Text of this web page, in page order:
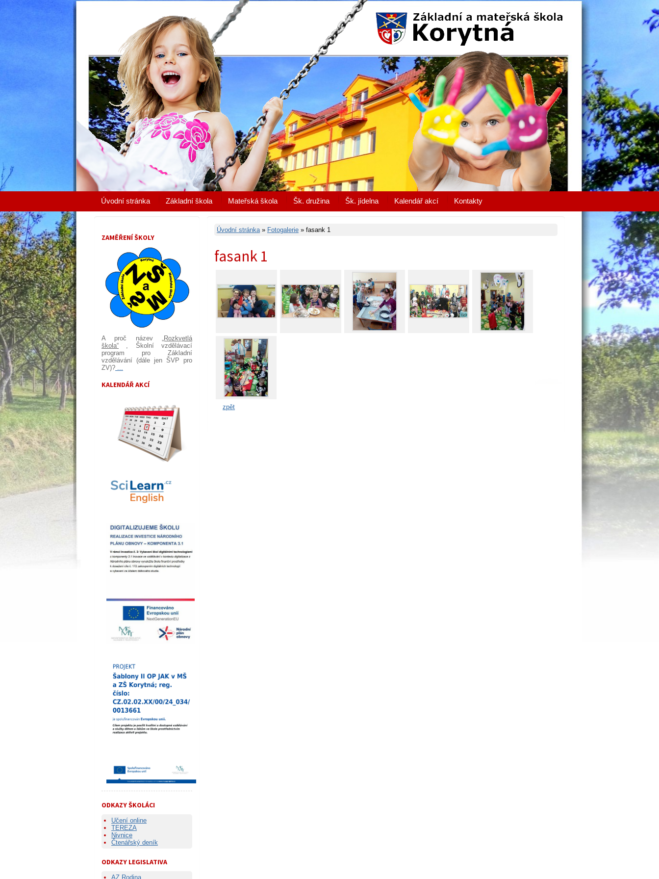
Úvodní stránka Základní škola Mateřská škola Šk. družina Šk. jídelna Kalendář akcí Kontakty
Úvodní stránka» Fotogalerie » fasank 1
fasank 1
zpět
ZAMĚŘENÍ ŠKOLY
A proč název
„Rozkvetlá
škola“ , Školní vzdělávací
program pro Základní
vzdělávání (dále jen ŠVP pro
ZV)?
KALENDÁŘ AKCÍ
ODKAZY ŠKOLÁCI
Učení online
TEREZA
Nivnice
Čtenářský deník
ODKAZY LEGISLATIVA
AZ Rodina